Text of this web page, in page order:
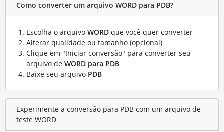
Como converter um arquivo WORD para PDB?
Escolha o arquivo WORDque você quer converter
Alterar qualidade ou tamanho (opcional)
Clique em "Iniciar conversão" para converter seu
arquivo de WORD para PDB
Baixe seu arquivo PDB
Experimente a conversão para PDB com um arquivo de
teste WORD